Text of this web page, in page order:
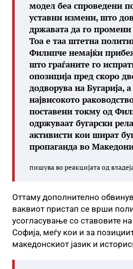
модел беа спроведени
уставни измени, што
државата да го
Тоа е таа штетна
Филипче немајќи
што граѓаните го
опозиција пред скоро
додворува на Бугарија,
највисокото
поставени токму од
одржуваат бугарски
активисти кои шират
пропаганда во
пишува во реакцијата од
Оттаму дополнително
ваквиот пристап се врши
усогласување со ставовите
Софија, меѓу кои и за
македонскиот јазик и